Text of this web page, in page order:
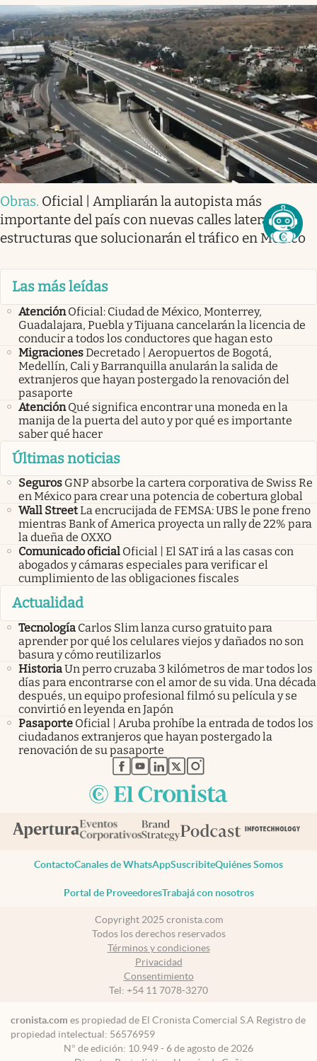
Obras. Oficial | Ampliarán la autopista más
importante del país con nuevas calles laterales y
estructuras que solucionarán el tráfico en México
Las más leídas
Atención Oficial: Ciudad de México, Monterrey,
Guadalajara, Puebla y Tijuana cancelarán la licencia de
conducir a todos los conductores que hagan esto
MigracionesDecretado | Aeropuertos de Bogotá,
Medellín, Cali y Barranquilla anularán la salida de
extranjeros que hayan postergado la renovación del
pasaporte
Atención Qué significa encontrar una moneda en la
manija de la puerta del auto y por qué es importante
saber qué hacer
Últimas noticias
Seguros GNP absorbe la cartera corporativa de Swiss Re
en México para crear una potencia de cobertura global
Wall StreetLa encrucijada de FEMSA: UBS le pone freno
mientras Bank of America proyecta un rally de 22% para
la dueña de OXXO
Comunicado oficial Oficial | El SAT irá a las casas con
abogados y cámaras especiales para verificar el
cumplimiento de las obligaciones fiscales
Actualidad
Tecnología Carlos Slim lanza curso gratuito para
aprender por qué los celulares viejos y dañados no son
basura y cómo reutilizarlos
HistoriaUn perro cruzaba 3 kilómetros de mar todos los
días para encontrarse con el amor de su vida. Una década
después, un equipo profesional filmó su película y se
convirtió en leyenda en Japón
Pasaporte Oficial | Aruba prohíbe la entrada de todos los
ciudadanos extranjeros que hayan postergado la
renovación de su pasaporte
abre en nueva pestaña
abre en nueva pestaña
abre en nueva pestaña
abre en nueva pestaña
abre en nueva pestaña
ContactoCanales de WhatsAppSuscribiteQuiénes Somos
Portal de ProveedoresTrabajá con nosotros
Copyright 2025 cronista.com
Todos los derechos reservados
Términos y condiciones
Privacidad
Consentimiento
Tel: +54 11 7078-3270
cronista.com es propiedad de El Cronista Comercial S.A Registro de
propiedad intelectual: 56576959
N° de edición: 10.949 - 6 de agosto de 2026